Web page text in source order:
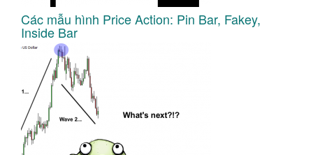
Các mẫu hình Price Action: Pin Bar, Fakey,
Inside Bar